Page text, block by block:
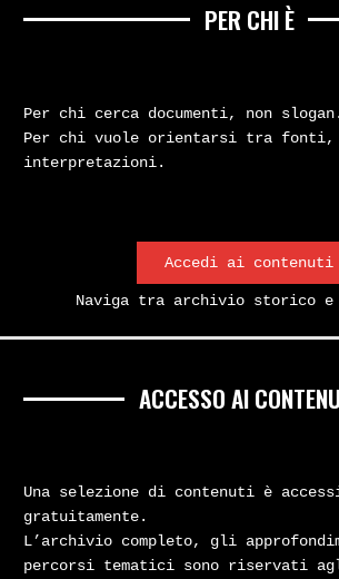
Cinema e musica
PER CHI È
Per chi cerca documenti, non slogan.
Per chi vuole orientarsi tra
interpretazioni.
Accedi ai contenuti
Naviga tra archivio storico
ACCESSO AI
Una selezione di contenuti è
gratuitamente.
L’archivio completo, gli
percorsi tematici sono riservati